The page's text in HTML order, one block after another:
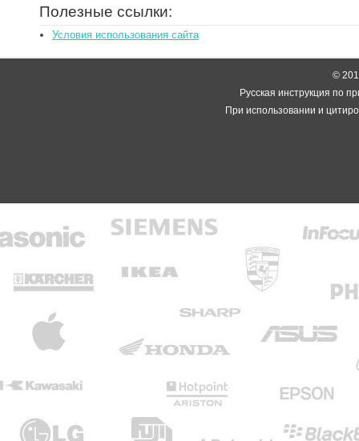
Полезные ссылки:
Условия использования сайта
©
Русская инструкция по
При использовании и